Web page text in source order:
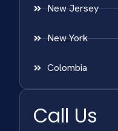
New Jersey
New York
Colombia
Call Us